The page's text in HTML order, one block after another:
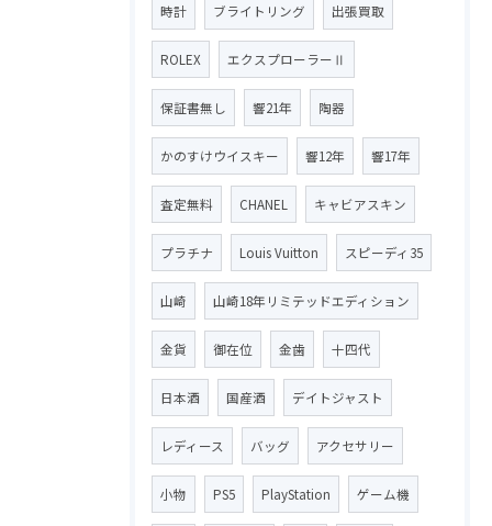
時計 ブライトリング 出張買取
ROLEX エクスプローラーⅡ
保証書無し 響21年 陶器
かのすけウイスキー 響12年 響17年
査定無料 CHANEL キャビアスキン
プラチナ Louis Vuitton スピーディ35
山崎 山崎18年リミテッドエディション
金貨 御在位 金歯 十四代
日本酒 国産酒 デイトジャスト
レディース バッグ アクセサリー
小物 PS5 PlayStation ゲーム機